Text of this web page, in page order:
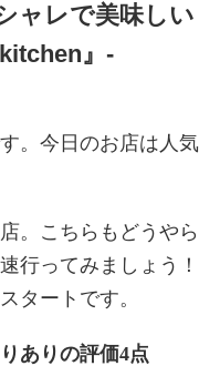
ャレで美味しい
』-
。今日のお店は人気
。こちらもどうやら
行ってみましょう！
タートです。
ありの評価4点